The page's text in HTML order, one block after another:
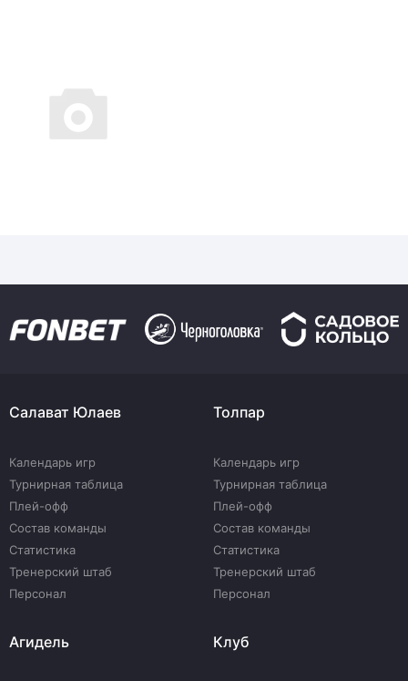
Салават Юлаев
Календарь игр
Турнирная таблица
Плей-офф
Состав команды
Статистика
Тренерский штаб
Персонал
Толпар
Календарь игр
Турнирная таблица
Плей-офф
Состав команды
Статистика
Тренерский штаб
Персонал
Агидель Клуб